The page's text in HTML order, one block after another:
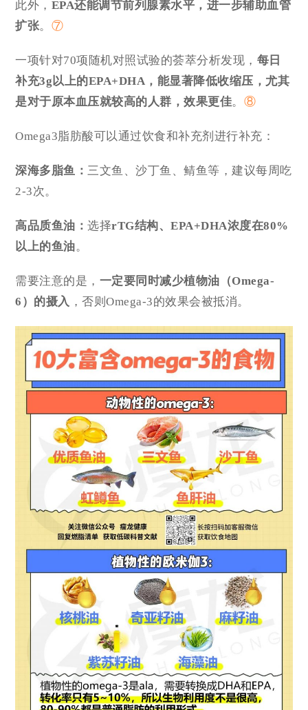
此外， EPA还能调节前列腺素水平，进一步辅助血管
扩张。 ⑦
一项针对70项随机对照试验的荟萃分析发现， 每日
补充3g以上的EPA+DHA，能显著降低收缩压，尤其
是对于原本血压就较高的人群，效果更佳。 ⑧
Omega3脂肪酸可以通过饮食和补充剂进行补充：
深海多脂鱼：三文鱼、沙丁鱼、鲭鱼等，建议每周吃
2-3次。
高品质鱼油：选择rTG结构、EPA+DHA浓度在80%
以上的鱼油。
需要注意的是， 一定要同时减少植物油（Omega-
6）的摄入 ，否则Omega-3的效果会被抵消。